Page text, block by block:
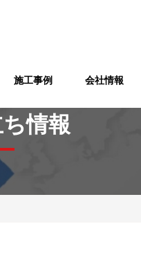
施工事例 会社情報
情報